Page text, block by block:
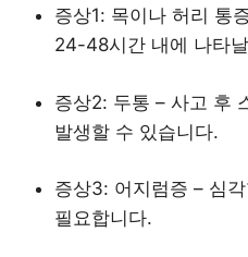
증상1: 목이나 허리 통
24-48시간 내에 나타
증상2: 두통 – 사고 후
발생할 수 있습니다.
증상3: 어지럼증 – 심
필요합니다.